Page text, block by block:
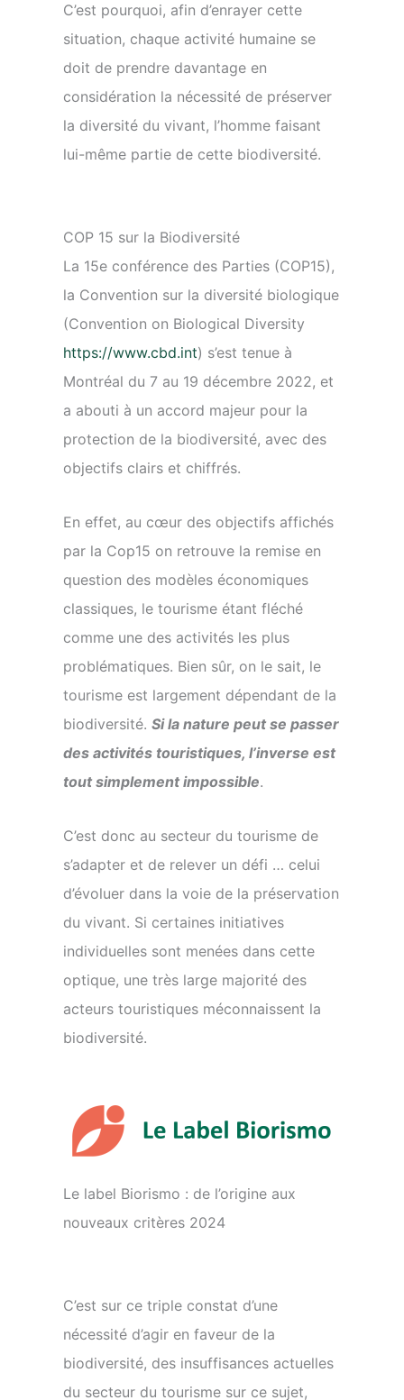
C’est pourquoi, afin d’enrayer cette
situation, chaque activité humaine se
doit de prendre davantage en
considération la nécessité de préserver
la diversité du vivant, l’homme faisant
lui-même partie de cette biodiversité.
COP 15 sur la Biodiversité
La 15e conférence des Parties (COP15),
la Convention sur la diversité biologique
(Convention on Biological Diversity
https://www.cbd.int) s’est tenue à
Montréal du 7 au 19 décembre 2022, et
a abouti à un accord majeur pour la
protection de la biodiversité, avec des
objectifs clairs et chiffrés.
En effet, au cœur des objectifs affichés
par la Cop15 on retrouve la remise en
question des modèles économiques
classiques, le tourisme étant fléché
comme une des activités les plus
problématiques. Bien sûr, on le sait, le
tourisme est largement dépendant de la
biodiversité. Si la nature peut se passer
des activités touristiques, l’inverse est
tout simplement impossible.
C’est donc au secteur du tourisme de
s’adapter et de relever un défi … celui
d’évoluer dans la voie de la préservation
du vivant. Si certaines initiatives
individuelles sont menées dans cette
optique, une très large majorité des
acteurs touristiques méconnaissent la
biodiversité.
Le label Biorismo : de l’origine aux
nouveaux critères 2024
C’est sur ce triple constat d’une
nécessité d’agir en faveur de la
biodiversité, des insuffisances actuelles
du secteur du tourisme sur ce sujet,